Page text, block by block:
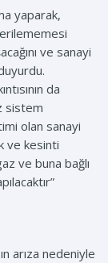
yaparak,
ve sanayi
da
sistem
olan sanayi
ve kesinti
ve buna bağlı
arıza nedeniyle